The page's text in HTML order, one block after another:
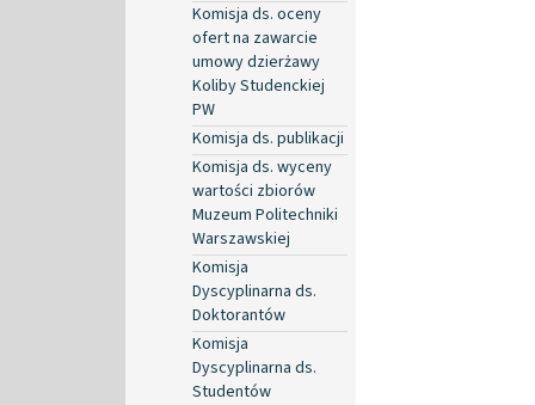
Komisja ds. oceny
ofert na zawarcie
umowy dzierżawy
Koliby Studenckiej
PW
Komisja ds. publikacji
Komisja ds. wyceny
wartości zbiorów
Muzeum Politechniki
Warszawskiej
Komisja
Dyscyplinarna ds.
Doktorantów
Komisja
Dyscyplinarna ds.
Studentów